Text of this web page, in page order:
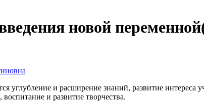
новой
углубление и расширение знаний, развитие интереса
и развитие творчества.